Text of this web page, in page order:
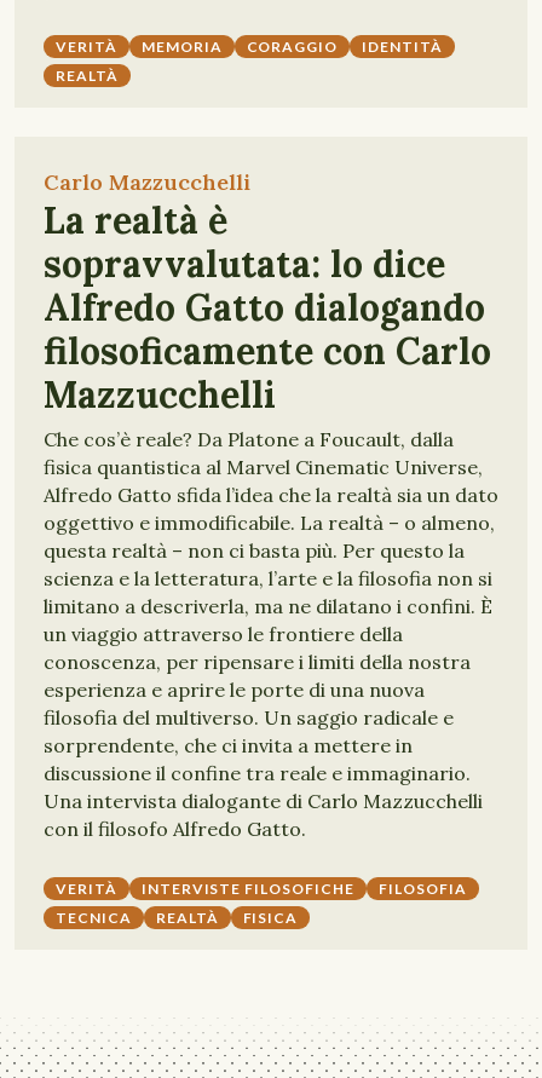
VERITÀ MEMORIA CORAGGIO
IDENTITÀ
REALTÀ
Carlo Mazzucchelli
La realtà è
sopravvalutata: lo dice
Alfredo Gatto dialogando
filosoficamente con Carlo
Mazzucchelli
Che cos’è reale? Da Platone a Foucault, dalla
fisica quantistica al Marvel Cinematic Universe,
Alfredo Gatto sfida l’idea che la realtà sia un dato
oggettivo e immodificabile. La realtà – o almeno,
questa realtà – non ci basta più. Per questo la
scienza e la letteratura, l’arte e la filosofia non si
limitano a descriverla, ma ne dilatano i confini. È
un viaggio attraverso le frontiere della
conoscenza, per ripensare i limiti della nostra
esperienza e aprire le porte di una nuova
filosofia del multiverso. Un saggio radicale e
sorprendente, che ci invita a mettere in
discussione il confine tra reale e immaginario.
Una intervista dialogante di Carlo Mazzucchelli
con il filosofo Alfredo Gatto.
VERITÀ INTERVISTE FILOSOFICHE
FILOSOFIA
TECNICA
REALTÀ FISICA